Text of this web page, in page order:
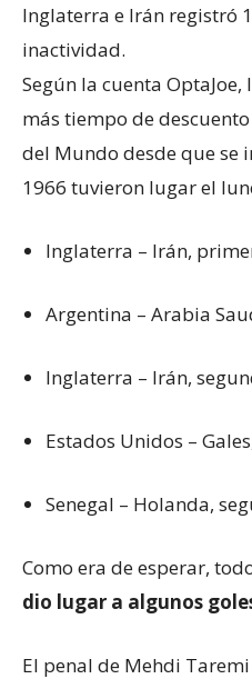
Inglaterra e Irán registró
inactividad.
Según la cuenta
más tiempo de
del Mundo desde que se
1966 tuvieron lugar el
Inglaterra – Irán,
Argentina – Arabia
Inglaterra – Irán,
Estados Unidos –
Senegal – Holanda,
Como era de esperar,
dio lugar a algunos
El penal de Mehdi